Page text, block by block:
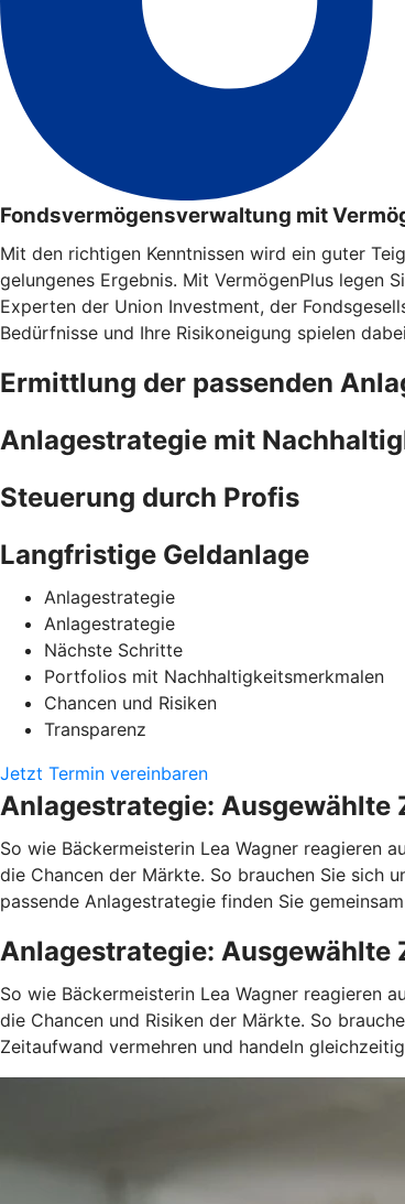
Fondsvermögensverwaltung mit
Mit den richtigen Kenntnissen wird ein guter
gelungenes Ergebnis. Mit VermögenPlus legen
Experten der Union Investment, der
Bedürfnisse und Ihre Risikoneigung spielen
Ermittlung der passenden
Anlagestrategie mit
Steuerung durch Profis
Langfristige Geldanlage
Anlagestrategie
Anlagestrategie
Nächste Schritte
Portfolios mit Nachhaltigkeitsmerkmalen
Chancen und Risiken
Transparenz
Jetzt Termin vereinbaren
Anlagestrategie: Ausgewählte
So wie Bäckermeisterin Lea Wagner reagieren
die Chancen der Märkte. So brauchen Sie sich
passende Anlagestrategie finden Sie
Anlagestrategie: Ausgewählte
So wie Bäckermeisterin Lea Wagner reagieren
die Chancen und Risiken der Märkte. So
Zeitaufwand vermehren und handeln